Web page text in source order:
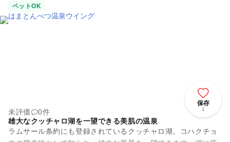
ペットOK
保存
1
未評価
0件
雄大なクッチャロ湖を一望できる美肌の温泉
ラムサール条約にも登録されているクッチャロ湖。コハクチョ